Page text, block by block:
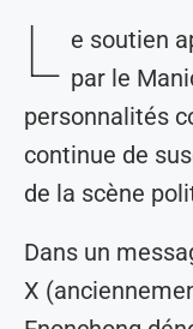
L e soutien
par le
personnalités
continue de
de la scène
Dans un
X